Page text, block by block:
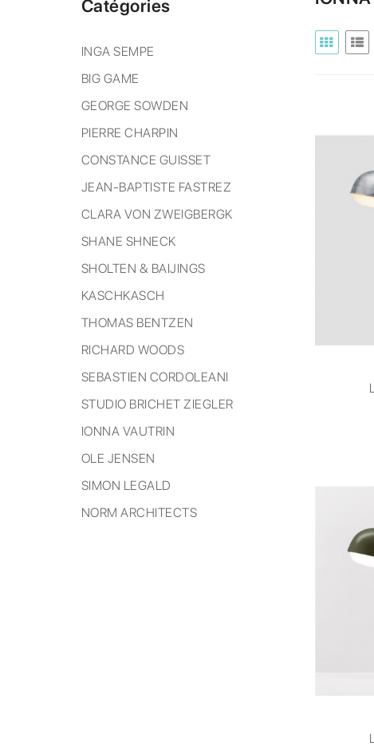
Catégories
INGA SEMPE
BIG GAME
GEORGE SOWDEN
PIERRE CHARPIN
CONSTANCE GUISSET
JEAN-BAPTISTE FASTREZ
CLARA VON ZWEIGBERGK
SHANE SHNECK
SHOLTEN & BAIJINGS
KASCHKASCH
THOMAS BENTZEN
RICHARD WOODS
SEBASTIEN CORDOLEANI
STUDIO BRICHET ZIEGLER
IONNA VAUTRIN
OLE JENSEN
SIMON LEGALD
NORM ARCHITECTS